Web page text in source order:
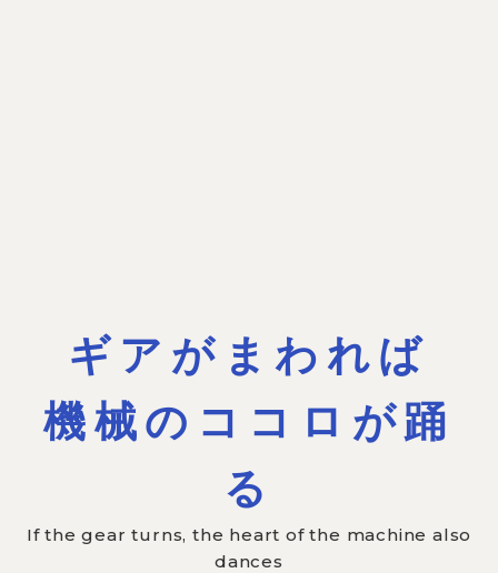
ギアがまわれば
機械のココロが踊
る
If the gear turns, the heart of the machine also
dances